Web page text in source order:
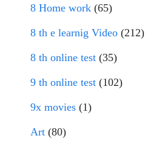
8 Home work (65)
8 th e learnig Video (212)
8 th online test (35)
9 th online test (102)
9x movies (1)
Art (80)